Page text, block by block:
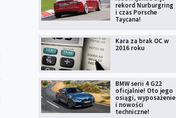
rekord Nurburgring
i czas Porsche
Taycana!
Kara za brak OC w
2016 roku
BMW serii 4 G22
oficjalnie! Oto jego
osiągi, wyposażenie
i nowości
techniczne!